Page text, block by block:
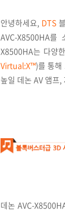
안녕하세요, DTS
AVC-X8500HA를
X8500HA는 다양
Virtual:X™)를 통
높일 데논 AV 앰프
데논 AVC-